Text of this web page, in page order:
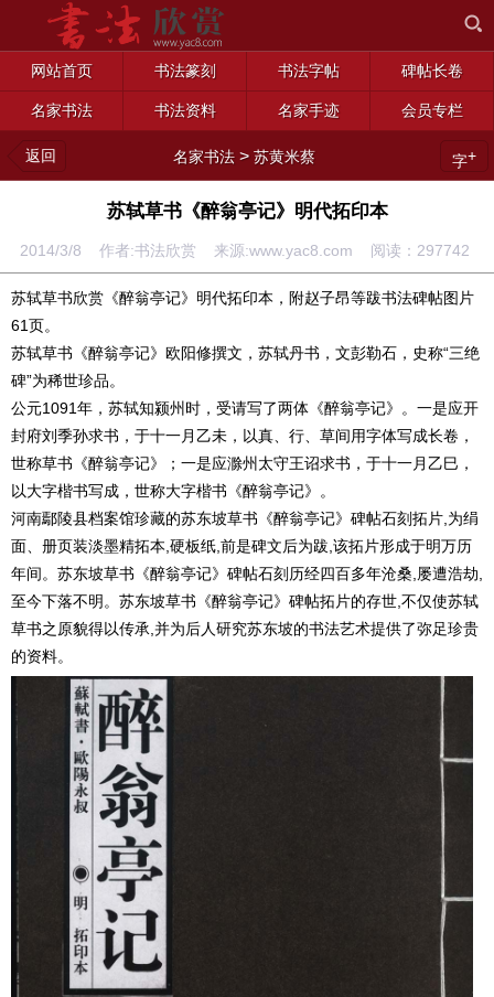
网站首页 书法篆刻 书法字帖 碑帖长卷
名家书法 书法资料 名家手迹 会员专栏
返回 名家书法 >苏黄米蔡 字+
苏轼草书《醉翁亭记》明代拓印本
2014/3/8 作者:书法欣赏 来源:www.yac8.com 阅读： 297742
苏轼草书欣赏《醉翁亭记》明代拓印本，附赵子昂等跋书法碑帖图片
61页。
苏轼草书《醉翁亭记》欧阳修撰文，苏轼丹书，文彭勒石，史称“三绝
碑”为稀世珍品。
公元1091年，苏轼知颍州时，受请写了两体《醉翁亭记》。一是应开
封府刘季孙求书，于十一月乙未，以真、行、草间用字体写成长卷，
世称草书《醉翁亭记》；一是应滁州太守王诏求书，于十一月乙巳，
以大字楷书写成，世称大字楷书《醉翁亭记》。
河南鄢陵县档案馆珍藏的苏东坡草书《醉翁亭记》碑帖石刻拓片,为绢
面、册页装淡墨精拓本,硬板纸,前是碑文后为跋,该拓片形成于明万历
年间。苏东坡草书《醉翁亭记》碑帖石刻历经四百多年沧桑,屡遭浩劫,
至今下落不明。苏东坡草书《醉翁亭记》碑帖拓片的存世,不仅使苏轼
草书之原貌得以传承,并为后人研究苏东坡的书法艺术提供了弥足珍贵
的资料。